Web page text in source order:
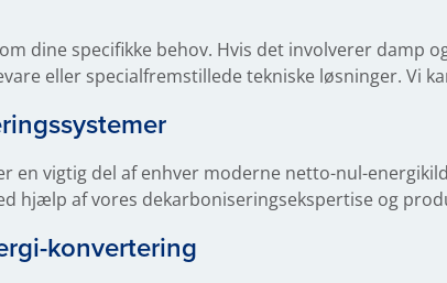
dine specifikke behov. Hvis det involverer damp
eller specialfremstillede tekniske løsninger. Vi
en vigtig del af enhver moderne netto-nul-
hjælp af vores dekarboniseringsekspertise og
konvertering